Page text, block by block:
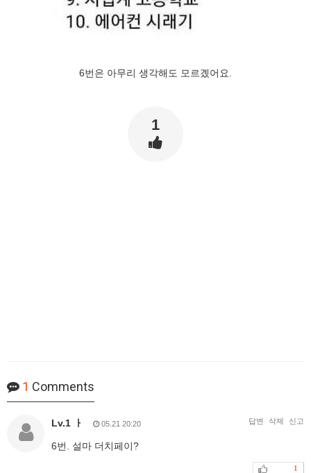
6번은 아무리 생각해도 모르곘어요.
1
1 Comments
Lv.1 ㅏ 05.21 20:20 답변 삭제 신고
6번. 설마 더치페이?
1